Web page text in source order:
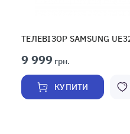
ТЕЛЕВІЗОР SAMSUNG
9 999 грн.
КУПИТИ